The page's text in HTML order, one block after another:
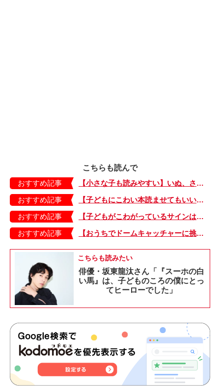
こちらも読んで
おすすめ記事
【小さな子も読みやすい】いぬ、さる、うさぎ、ゴリラにあひる…動物たちのまねっこできるかな？『まねまねっこ』発売中！
おすすめ記事
【子どもにこわい本読ませてもいいの？】「子どもはどのようなものにこわさを感じやすいのでしょうか？」
おすすめ記事
【子どもがこわがっているサインは？】「読み聞かせのとき、子どもがこわがっていると判断できるサインを教えてください！」
おすすめ記事
【おうちでドームキャッチャーに挑戦だ】アンパンマン わくわくドームキャッチャー
こちらも読みたい
俳優・坂東龍汰さん「『スーホの白
い馬』は、子どものころの僕にとっ
てヒーローでした」